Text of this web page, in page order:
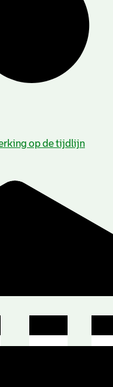
op de tijdlijn